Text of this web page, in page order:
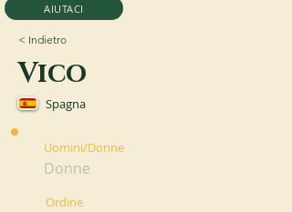
AIUTACI
< Indietro
Vico
Spagna
Uomini/Donne
Donne
Ordine